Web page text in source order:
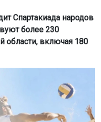
Спартакиада народов
более 230
области, включая 180